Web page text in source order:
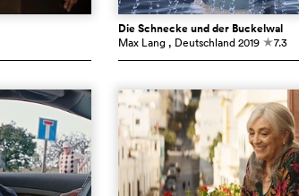
Die Schnecke und der Buckelwal
Max Lang , Deutschland 2019 c7.3